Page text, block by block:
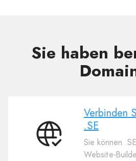
Sie haben
Verbinden
Verbinden
.SE
Sie können
Website-